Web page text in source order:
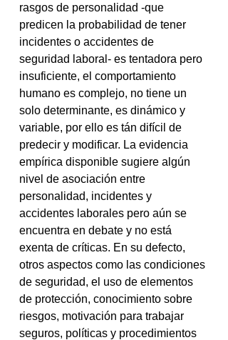
rasgos de personalidad -que
predicen la probabilidad de tener
incidentes o accidentes de
seguridad laboral- es tentadora pero
insuficiente, el comportamiento
humano es complejo, no tiene un
solo determinante, es dinámico y
variable, por ello es tán difícil de
predecir y modificar. La evidencia
empírica disponible sugiere algún
nivel de asociación entre
personalidad, incidentes y
accidentes laborales pero aún se
encuentra en debate y no está
exenta de críticas. En su defecto,
otros aspectos como las condiciones
de seguridad, el uso de elementos
de protección, conocimiento sobre
riesgos, motivación para trabajar
seguros, políticas y procedimientos